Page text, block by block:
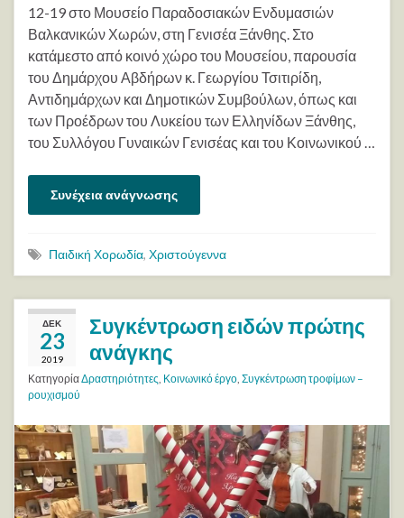
12-19 στο Μουσείο Παραδοσιακών Ενδυμασιών
Βαλκανικών Χωρών, στη Γενισέα Ξάνθης. Στο
κατάμεστο από κοινό χώρο του Μουσείου, παρουσία
του Δημάρχου Αβδήρων κ. Γεωργίου Τσιτιρίδη,
Αντιδημάρχων και Δημοτικών Συμβούλων, όπως και
των Προέδρων του Λυκείου των Ελληνίδων Ξάνθης,
του Συλλόγου Γυναικών Γενισέας και του Κοινωνικού …
Συνέχεια ανάγνωσης
Παιδική Χορωδία, Χριστούγεννα
ΔΕΚ
23
2019
Συγκέντρωση ειδών πρώτης
ανάγκης
ΚατηγορίαΔραστηριότητες Κοινωνικό έργο Συγκέντρωση τροφίμων –
ρουχισμού